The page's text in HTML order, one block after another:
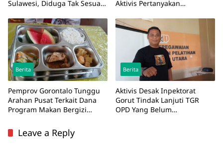
Sulawesi, Diduga Tak Sesuai
Aktivis Pertanyakan
Berita
Pemprov Gorontalo Tunggu
Arahan Pusat Terkait Dana
Program Makan Bergizi
Berita
Aktivis Desak Inpektorat
Gorut Tindak Lanjuti TGR
OPD Yang Belum
Leave a Reply